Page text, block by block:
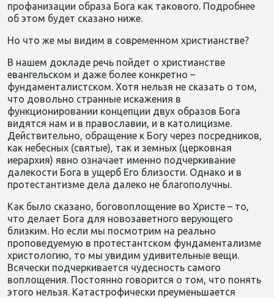
профанизации образа Бога как такового. Подробнее
об этом будет сказано ниже.
Но что же мы видим в современном христианстве?
В нашем докладе речь пойдет о христианстве
евангельском и даже более конкретно –
фундаменталистском. Хотя нельзя не сказать о том,
что довольно странные искажения в
функционировании концепции двух образов Бога
видятся нам и в православии, и в католицизме.
Действительно, обращение к Богу через посредников,
как небесных (святые), так и земных (церковная
иерархия) явно означает именно подчеркивание
далекости Бога в ущерб Его близости. Однако и в
протестантизме дела далеко не благополучны.
Как было сказано, боговоплощение во Христе – то,
что делает Бога для новозаветного верующего
близким. Но если мы посмотрим на реально
проповедуемую в протестантском фундаментализме
христологию, то мы увидим удивительные вещи.
Всячески подчеркивается чудесность самого
воплощения. Постоянно говорится о том, что понять
этого нельзя. Катастрофически преуменьшается